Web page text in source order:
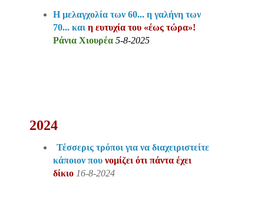
Η μελαγχολία των 60... η γαλήνη των
70... και η ευτυχία του «έως τώρα»!
Ράνια Χιουρέα 5-8-2025
2024
Τέσσερις τρόποι για να διαχειριστείτε
κάποιον που νομίζει ότι πάντα έχει
δίκιο 16-8-2024